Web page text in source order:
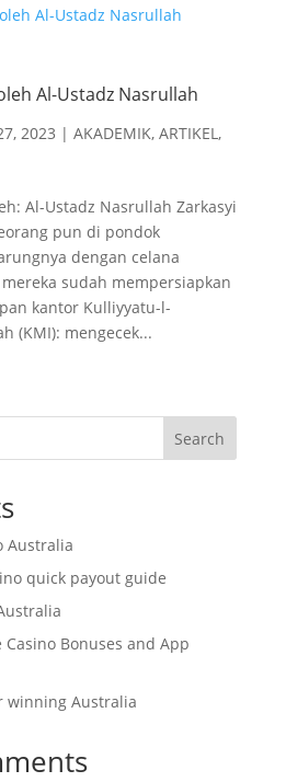
Al-Ustadz Nasrullah
2023 | AKADEMIK, ARTIKEL,
Al-Ustadz Nasrullah Zarkasyi
pun di pondok
dengan celana
sudah mempersiapkan
kantor Kulliyyatu-l-
(KMI): mengecek...
Search
Australia
quick payout guide
Bonuses and App
winning Australia